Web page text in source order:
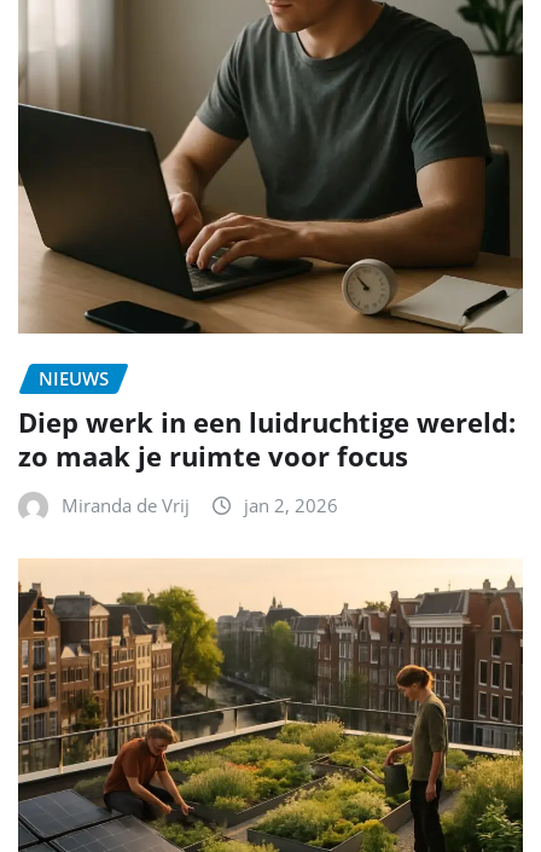
NIEUWS
Diep werk in een luidruchtige wereld:
zo maak je ruimte voor focus
Miranda de Vrij jan 2, 2026